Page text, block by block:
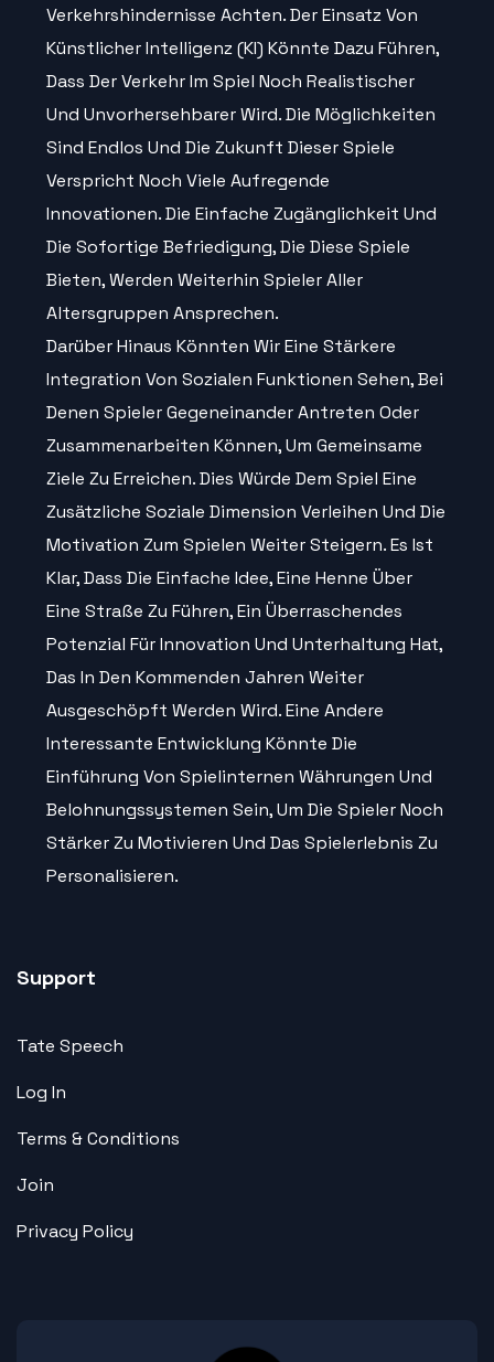
Verkehrshindernisse Achten. Der Einsatz Von
Künstlicher Intelligenz (KI) Könnte Dazu Führen,
Dass Der Verkehr Im Spiel Noch Realistischer
Und Unvorhersehbarer Wird. Die Möglichkeiten
Sind Endlos Und Die Zukunft Dieser Spiele
Verspricht Noch Viele Aufregende
Innovationen. Die Einfache Zugänglichkeit Und
Die Sofortige Befriedigung, Die Diese Spiele
Bieten, Werden Weiterhin Spieler Aller
Altersgruppen Ansprechen.
Darüber Hinaus Könnten Wir Eine Stärkere
Integration Von Sozialen Funktionen Sehen, Bei
Denen Spieler Gegeneinander Antreten Oder
Zusammenarbeiten Können, Um Gemeinsame
Ziele Zu Erreichen. Dies Würde Dem Spiel Eine
Zusätzliche Soziale Dimension Verleihen Und Die
Motivation Zum Spielen Weiter Steigern. Es Ist
Klar, Dass Die Einfache Idee, Eine Henne Über
Eine Straße Zu Führen, Ein Überraschendes
Potenzial Für Innovation Und Unterhaltung Hat,
Das In Den Kommenden Jahren Weiter
Ausgeschöpft Werden Wird. Eine Andere
Interessante Entwicklung Könnte Die
Einführung Von Spielinternen Währungen Und
Belohnungssystemen Sein, Um Die Spieler Noch
Stärker Zu Motivieren Und Das Spielerlebnis Zu
Personalisieren.
Support
Tate Speech
Log In
Terms & Conditions
Join
Privacy Policy